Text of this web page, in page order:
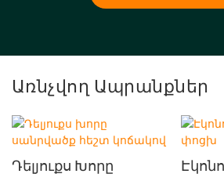
Առնչվող Ապրանքներ
Դելյուքս Խորը